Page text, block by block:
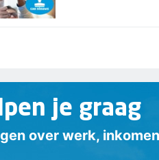
je graag
over werk,